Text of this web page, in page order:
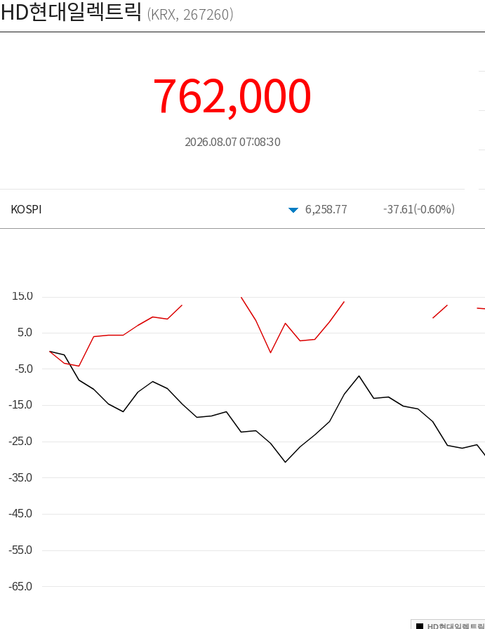
HD현대일렉트릭 (KRX, 267260)
762,000
2026.08.07 07:08:30
KOSPI 6,258.77 -37.61(-0.60%)
HD현대일렉트릭